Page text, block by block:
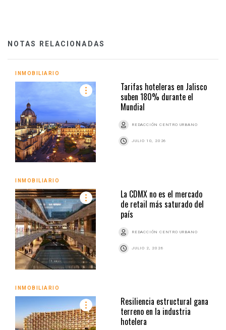
NOTAS RELACIONADAS
INMOBILIARIO
Tarifas hoteleras en Jalisco
suben 180% durante el
Mundial
REDACCIÓN CENTRO URBANO
JULIO 10, 2026
INMOBILIARIO
La CDMX no es el mercado
de retail más saturado del
país
REDACCIÓN CENTRO URBANO
JULIO 2, 2026
INMOBILIARIO
Resiliencia estructural gana
terreno en la industria
hotelera